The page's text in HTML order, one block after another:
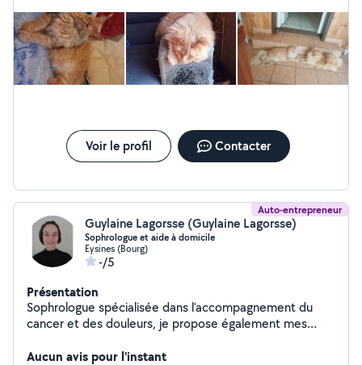
Voir le profil Contacter
Auto-entrepreneur
Guylaine Lagorsse (Guylaine Lagorsse)
Sophrologue et aide à domicile
Eysines (Bourg)
-/5
Présentation
Sophrologue spécialisée dans l'accompagnement du
cancer et des douleurs, je propose également mes
soutien scolaire. N'hésitez pas à me contacter !
Aucun avis pour l'instant